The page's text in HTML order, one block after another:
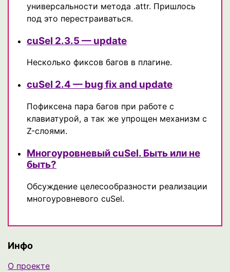
универсальности метода .attr. Пришлось
под это перестраиваться.
cuSel 2.3.5 — update
Несколько фиксов багов в плагине.
cuSel 2.4 — bug fix and update
Пофиксена пара багов при работе с
клавиатурой, а так же упрощен механизм с
Z-слоями.
Многоуровневый cuSel. Быть или не
быть?
Обсуждение целесообразности реализации
многоуровневого cuSel.
Инфо
О проекте